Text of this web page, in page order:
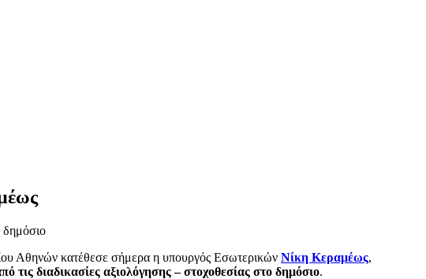
δημόσιο
Αθηνών κατέθεσε σήμερα η υπουργός Εσωτερικών Νίκη Κεραμέως,
τις διαδικασίες αξιολόγησης – στοχοθεσίας στο δημόσιο.